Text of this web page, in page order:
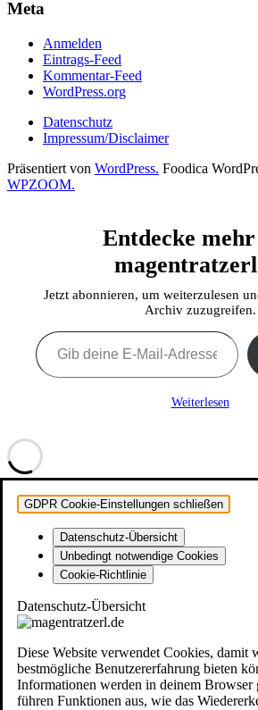
Meta
Anmelden
Eintrags-Feed
Kommentar-Feed
WordPress.org
Datenschutz
Impressum/Disclaimer
Präsentiert von WordPress. Foodica
WPZOOM.
Entdecke
Jetzt abonnieren, um weiterzulesen
Archiv zuzugreifen.
Gib deine E-Mail-Adresse ein ...
Weiterlesen
GDPR Cookie-Einstellungen schließen
Datenschutz-Übersicht
Unbedingt notwendige Cookies
Cookie-Richtlinie
Datenschutz-Übersicht
Diese Website verwendet Cookies, damit
bestmögliche Benutzererfahrung bieten
Informationen werden in deinem Browser
führen Funktionen aus, wie das